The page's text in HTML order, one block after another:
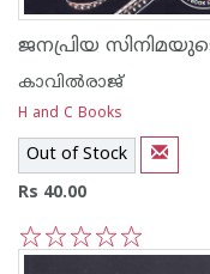
കാവില്‍‌രാജ്‌
H and C Books
Out of Stock
Rs 40.00
5
4
3
2
1